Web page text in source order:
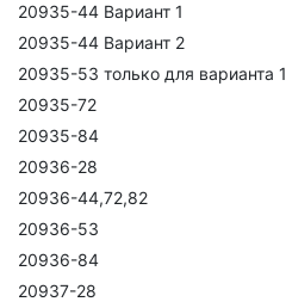
20935-44 Вариант 1
20935-44 Вариант 2
20935-53 только для варианта 1
20935-72
20935-84
20936-28
20936-44,72,82
20936-53
20936-84
20937-28